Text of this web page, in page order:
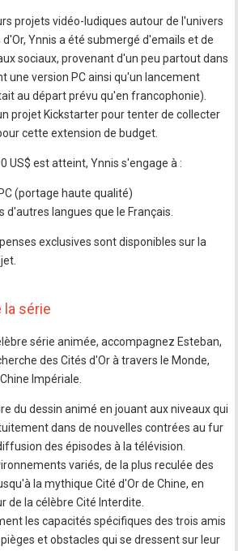
projets vidéo-ludiques autour de l'univers
Ynnis a été submergé d'emails et de
sociaux, provenant d'un peu partout dans
une version PC ainsi qu'un lancement
au départ prévu qu'en francophonie).
projet Kickstarter pour tenter de collecter
cette extension de budget.
US$ est atteint, Ynnis s'engage à :
(portage haute qualité)
d'autres langues que le Français.
exclusives sont disponibles sur la
la série
série animée, accompagnez Esteban,
des Cités d'Or à travers le Monde,
Impériale.
du dessin animé en jouant aux niveaux qui
dans de nouvelles contrées au fur
des épisodes à la télévision.
variés, de la plus reculée des
la mythique Cité d'Or de Chine, en
de la célèbre Cité Interdite.
les capacités spécifiques des trois amis
et obstacles qui se dressent sur leur